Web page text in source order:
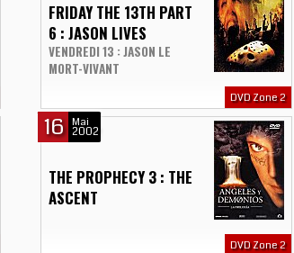
FRIDAY THE 13TH PART
6 : JASON LIVES
VENDREDI 13 : JASON LE
MORT-VIVANT
DVD Zone 2
16 Mai
2002
THE PROPHECY 3 : THE
ASCENT
DVD Zone 2